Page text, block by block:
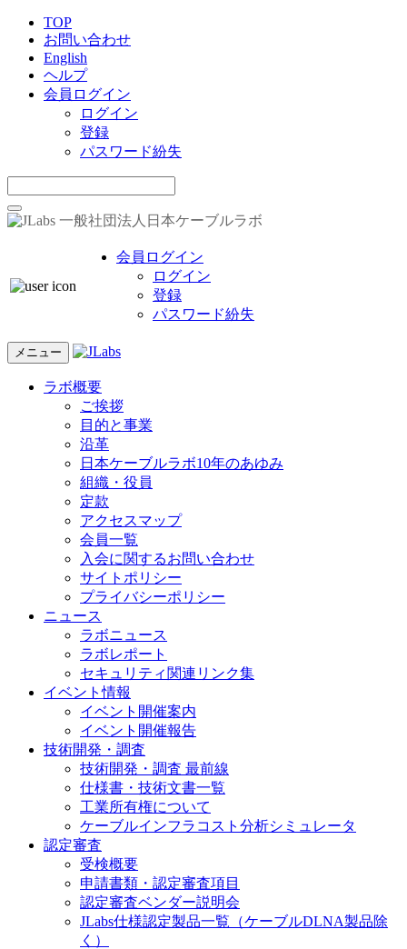
TOP
お問い合わせ
English
ヘルプ
会員ログイン
ログイン
登録
パスワード紛失
一般社団法人日本ケーブルラボ
会員ログイン
ログイン
登録
パスワード紛失
メニュー
ラボ概要
ご挨拶
目的と事業
沿革
日本ケーブルラボ10年のあゆみ
組織・役員
定款
アクセスマップ
会員一覧
入会に関するお問い合わせ
サイトポリシー
プライバシーポリシー
ニュース
ラボニュース
ラボレポート
セキュリティ関連リンク集
イベント情報
イベント開催案内
イベント開催報告
技術開発・調査
技術開発・調査 最前線
仕様書・技術文書一覧
工業所有権について
ケーブルインフラコスト分析シミュレータ
認定審査
受検概要
申請書類・認定審査項目
認定審査ベンダー説明会
JLabs仕様認定製品一覧（ケーブルDLNA製品除
く）